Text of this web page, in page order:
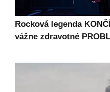
Rocková legenda
vážne zdravotné